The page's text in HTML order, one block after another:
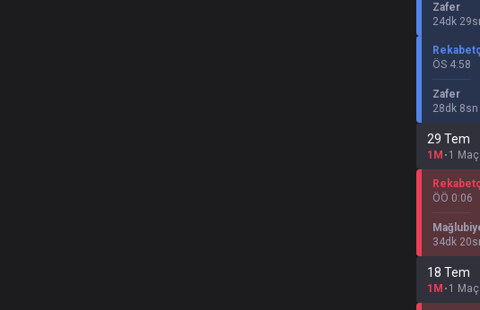
Zafer
24dk 29
ÖS 4:58
Zafer
28dk 8sn
29 Tem
1M 1 Maç
ÖÖ 0:06
34dk 20
18 Tem
1M 1 Maç